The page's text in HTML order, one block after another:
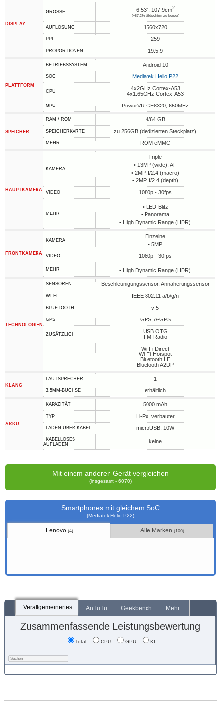
DISPLAY
GRÖSSE 6.53", 107.9cm2
(~87.2% bildschirm-zu-körper)
AUFLÖSUNG 1560x720
PPI 259
PROPORTIONEN 19.5:9
PLATTFORM
BETRIEBSSYSTEM Android 10
SOC Mediatek Helio P22
CPU
4x2GHz Cortex-A53
4x1.65GHz Cortex-A53
GPU PowerVR GE8320, 650MHz
SPEICHER
RAM / ROM 4/64 GB
SPEICHERKARTE zu 256GB (dedizierten Steckplatz)
MEHR ROM eMMC
HAUPTKAMERA
KAMERA
Triple
• 13MP (wide), AF
• 2MP, f/2.4 (macro)
• 2MP, f/2.4 (depth)
VIDEO 1080p - 30fps
MEHR
• LED-Blitz
• Panorama
• High Dynamic Range (HDR)
FRONTKAMERA
KAMERA
Einzelne
• 5MP
VIDEO 1080p - 30fps
MEHR • High Dynamic Range (HDR)
TECHNOLOGIEN
SENSOREN Beschleunigungssensor, Annäherungssensor
WI-FI IEEE 802.11 a/b/g/n
BLUETOOTH v 5
GPS GPS, A-GPS
ZUSÄTZLICH
USB OTG
FM-Radio
Wi-Fi Direct
Wi-Fi-Hotspot
Bluetooth LE
Bluetooth A2DP
KLANG
LAUTSPRECHER 1
3,5MM-BUCHSE erhältlich
AKKU
KAPAZITÄT 5000 mAh
TYP Li-Po, verbauter
LADEN ÜBER KABEL microUSB, 10W
KABELLOSES
AUFLADEN
keine
Mit einem anderen Gerät vergleichen
(insgesamt - 6070)
Smartphones mit gleichem SoC
(Mediatek Helio P22)
Lenovo (4) Alle Marken(106)
Verallgemeinertes AnTuTu Geekbench Mehr...
Zusammenfassende Leistungsbewertung
Total CPU GPU KI